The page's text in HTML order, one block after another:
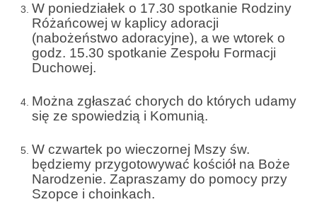
Katecheza parafialna
Niezbędnik Katolika
Pracownicy
e-Katolik
Nabożeństwa
Nabożeństwa różne
W poniedziałek o 17.30 spotkanie Rodziny
Różańcowej w kaplicy adoracji
(nabożeństwo adoracyjne), a we wtorek o
godz. 15.30 spotkanie Zespołu Formacji
Duchowej.
Można zgłaszać chorych do których udamy
się ze spowiedzią i Komunią.
W czwartek po wieczornej Mszy św.
będziemy przygotowywać kościół na Boże
Narodzenie. Zapraszamy do pomocy przy
Szopce i choinkach.